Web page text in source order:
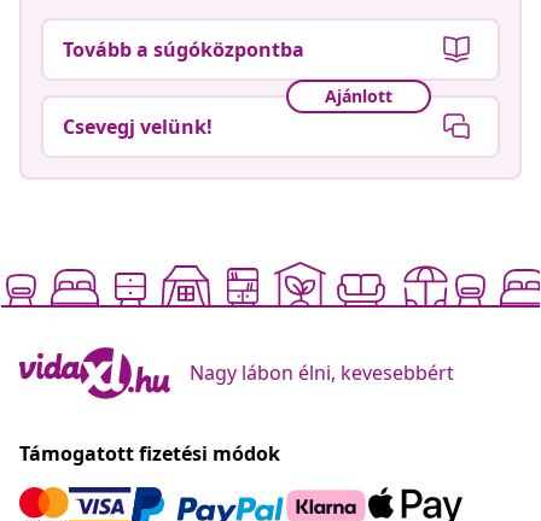
Tovább a súgóközpontba
Ajánlott
Csevegj velünk!
Nagy lábon élni, kevesebbért
Támogatott fizetési módok